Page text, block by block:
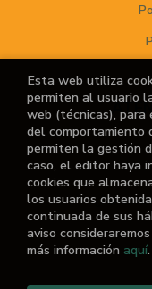
¿No
Esta web utiliza
permiten al usuario
web (técnicas),
del comportamiento
permiten la gestión
caso, el editor haya
cookies que
los usuarios
continuada de sus
aviso
más información aquí.